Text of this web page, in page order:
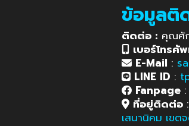
ข้อมูลติ
ติดต่อ : คุณศั
เบอร์โทรศั
E-Mail :
LINE ID :
Fanpage :
ที่อยู่ติดต่อ :
เสนานิคม เขต